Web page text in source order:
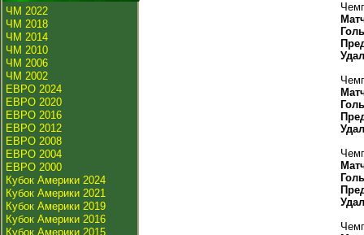
ЧМ 2022
ЧМ 2018
ЧМ 2014
ЧМ 2010
ЧМ 2006
ЧМ 2002
ЕВРО 2024
ЕВРО 2020
ЕВРО 2016
ЕВРО 2012
ЕВРО 2008
ЕВРО 2004
ЕВРО 2000
Кубок Америки 2024
Кубок Америки 2021
Кубок Америки 2019
Кубок Америки 2016
Кубок Америки 2015